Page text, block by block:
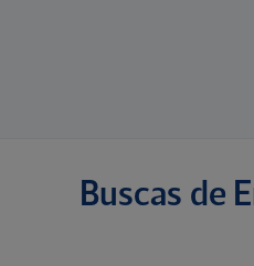
Buscas de